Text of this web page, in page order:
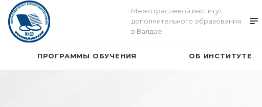
Межотраслевой институт
дополнительного образования
в Валдае
ПРОГРАММЫ ОБУЧЕНИЯ ОБ ИНСТИТУТЕ